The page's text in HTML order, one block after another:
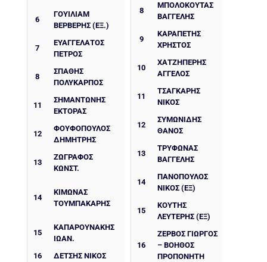
6
ΓΟΥΙΛΙΑΜ
ΒΕΡΒΕΡΗΣ (ΕΞ.)
7
ΕΥΑΓΓΕΛΑΤΟΣ
ΠΕΤΡΟΣ
8
ΣΠΑΘΗΣ
ΠΟΛΥΚΑΡΠΟΣ
11
ΣΗΜΑΝΤΩΝΗΣ
ΕΚΤΟΡΑΣ
12
ΦΟΥΦΟΠΟΥΛΟΣ
ΔΗΜΗΤΡΗΣ
13
ΖΩΓΡΑΦΟΣ
ΚΩΝΣΤ.
14
ΚΙΜΩΝΑΣ
ΤΟΥΜΠΑΚΑΡΗΣ
15
ΚΑΠΑΡΟΥΝΑΚΗΣ
ΙΩΑΝ.
16
ΔΕΤΣΗΣ ΝΙΚΟΣ
8
ΜΠΟΛΟΚΟΥΤΑΣ
ΒΑΓΓΕΛΗΣ
9
ΚΑΡΑΠΕΤΗΣ
ΧΡΗΣΤΟΣ
10
ΧΑΤΖΗΠΕΡΗΣ
ΑΓΓΕΛΟΣ
11
ΤΣΑΓΚΑΡΗΣ
ΝΙΚΟΣ
12
ΣΥΜΩΝΙΔΗΣ
ΘΑΝΟΣ
13
ΤΡΥΦΩΝΑΣ
ΒΑΓΓΕΛΗΣ
14
ΠΑΝΟΠΟΥΛΟΣ
ΝΙΚΟΣ (ΕΞ)
15
ΚΟΥΤΗΣ
ΛΕΥΤΕΡΗΣ (ΕΞ)
16
ΖΕΡΒΟΣ ΓΙΩΡΓΟΣ
– ΒΟΗΘΟΣ
ΠΡΟΠΟΝΗΤΗ